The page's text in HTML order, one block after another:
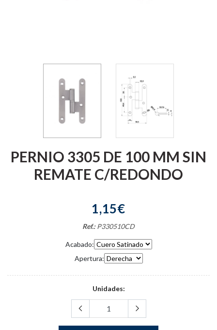
PERNIO 3305 DE 100 MM SIN
REMATE C/REDONDO
1,15€
Ref.: P330510CD
Acabado:
Apertura:
Unidades: